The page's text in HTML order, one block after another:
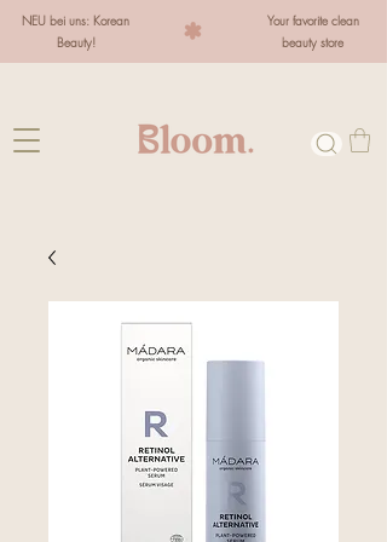
NEU bei uns: Korean
Beauty!
Your favorite clean
beauty store